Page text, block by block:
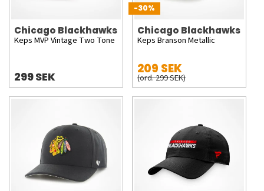
Chicago Blackhawks
Keps MVP Vintage Two Tone
299 SEK
-30%
Chicago Blackhawks
Keps Branson Metallic
209 SEK
(ord. 299 SEK)